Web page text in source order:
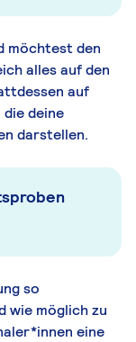
möchtest den
alles auf den
auf
deine
darstellen.
so
wie möglich zu
eine